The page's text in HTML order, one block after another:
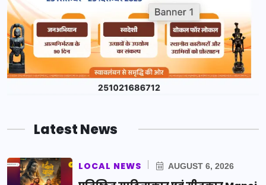
Latest News
LOCAL NEWS AUGUST 6, 2026